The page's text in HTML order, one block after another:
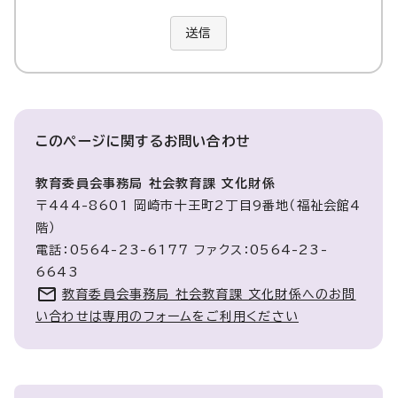
送信
このページに関するお問い合わせ
教育委員会事務局 社会教育課 文化財係
〒444-8601 岡崎市十王町2丁目9番地（福祉会館4
階）
電話：0564-23-6177 ファクス：0564-23-
6643
教育委員会事務局 社会教育課 文化財係へのお問
い合わせは専用のフォームをご利用ください